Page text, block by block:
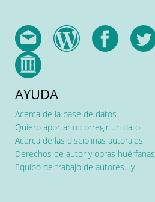
AYUDA
Acerca de la base de datos
Quiero aportar o corregir un dato
Acerca de las disciplinas autorales
Derechos de autor y obras huérfanas
Equipo de trabajo de autores.uy